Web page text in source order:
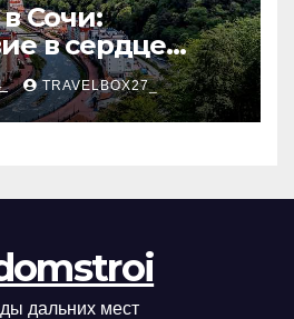
Сочи:
в сердце
курорта
TRAVELBOX27_
дальних мест